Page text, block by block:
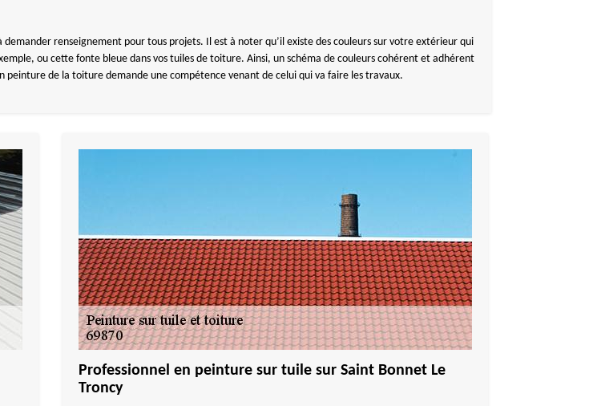
renseignement pour tous projets. Il est à noter qu’il existe des couleurs sur votre extérieur qui
ou cette fonte bleue dans vos tuiles de toiture. Ainsi, un schéma de couleurs cohérent et adhérent
de la toiture demande une compétence venant de celui qui va faire les travaux.
Professionnel en peinture sur tuile sur Saint Bonnet Le
Troncy